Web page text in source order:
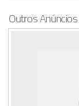
Outros Anúncios